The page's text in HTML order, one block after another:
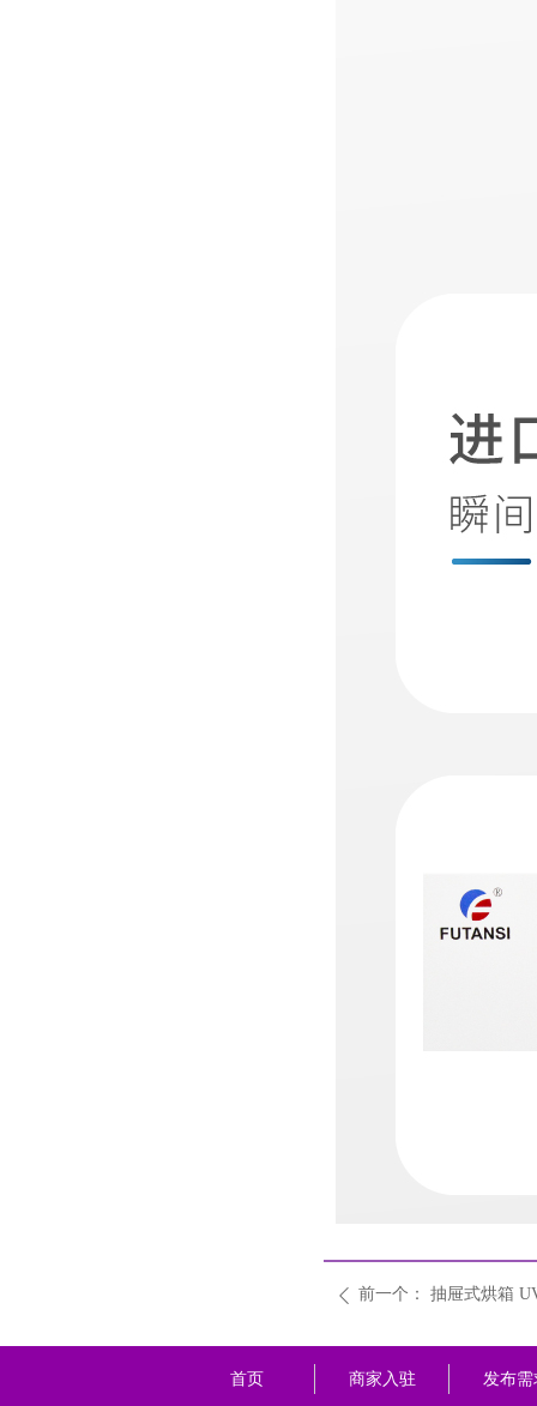
ꄴ 前一个： 抽屉式烘箱
首页 商家入驻 发布需